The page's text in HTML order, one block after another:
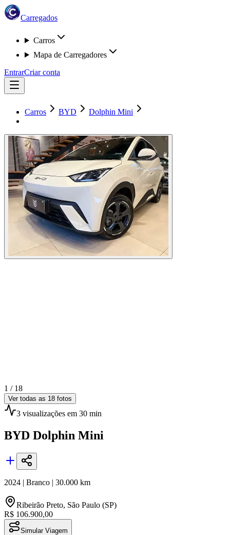
Carregados
Carros
Mapa de Carregadores
EntrarCriar conta
Carros BYD Dolphin Mini
1 / 18
Ver todas as 18 fotos
3 visualizações em 30 min
BYD Dolphin Mini
2024 | Branco | 30.000 km
Ribeirão Preto, São Paulo (SP)
R$ 106.900,00
Simular Viagem